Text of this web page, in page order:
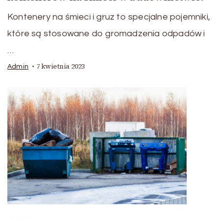
Kontenery na śmieci i gruz to specjalne pojemniki,
które są stosowane do gromadzenia odpadów i
…
Admin 7 kwietnia 2023